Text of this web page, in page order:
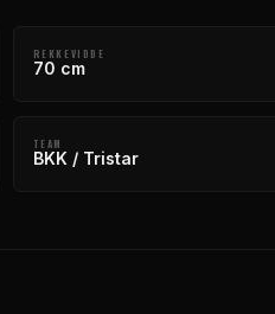
REKKEVIDDE
70 cm
TEAM
BKK / Tristar